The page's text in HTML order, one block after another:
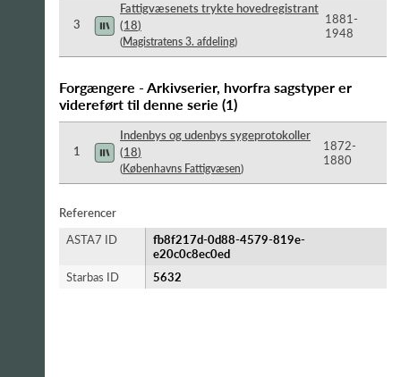
3
Fattigvæsenets trykte hovedregistrant
(18)
(Magistratens 3. afdeling)
1881-​
1948
Forgængere - Arkivserier, hvorfra sagstyper er
videreført til denne serie (1)
1
Indenbys og udenbys sygeprotokoller
(18)
(Københavns Fattigvæsen)
1872-​
1880
Referencer
ASTA7 ID
fb8f217d-0d88-4579-819e-
e20c0c8ec0ed
Starbas ID
5632